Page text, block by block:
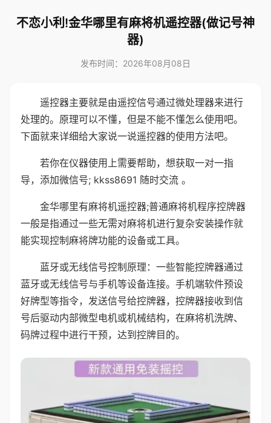
不恋小利!金华哪里有麻将机遥控器(做记号神
器)
发布时间：2026年08月08日
遥控器主要就是由遥控信号通过微处理器来进行
处理的。原理可以不懂，但是不能不懂怎么使用吧。
下面就来详细给大家说一说遥控器的使用方法吧。
若你在仪器使用上需要帮助，想获取一对一指
导，添加微信号; kkss8691 随时交流 。
金华哪里有麻将机遥控器;普通麻将机程序控牌器
一般是指通过一些无需对麻将机进行复杂安装操作就
能实现控制麻将牌功能的设备或工具。
蓝牙或无线信号控制原理：一些智能控牌器通过
蓝牙或无线信号与手机等设备连接。手机端软件预设
好牌型等指令，发送信号给控牌器，控牌器接收到信
号后驱动内部微型电机或机械结构，在麻将机洗牌、
码牌过程中进行干预，达到控牌目的。